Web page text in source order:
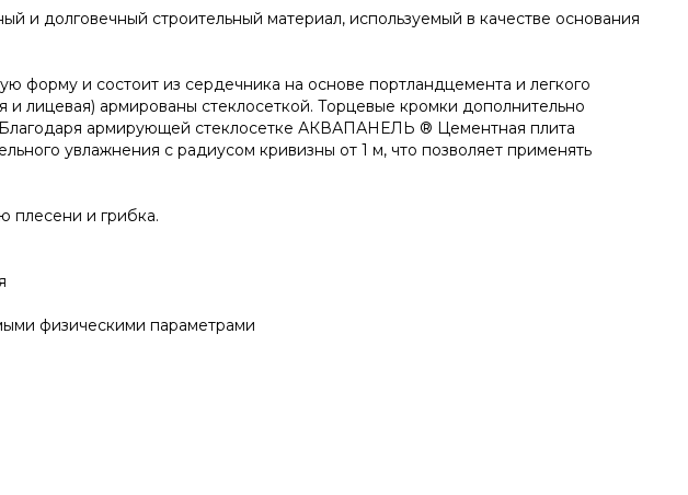
долговечный строительный материал, используемый в качестве основания
и состоит из сердечника на основе портландцемента и легкого
и лицевая) армированы стеклосеткой. Торцевые кромки дополнительно
армирующей стеклосетке АКВАПАНЕЛЬ ® Цементная плита
увлажнения с радиусом кривизны от 1 м, что позволяет применять
плесени и грибка.
физическими параметрами